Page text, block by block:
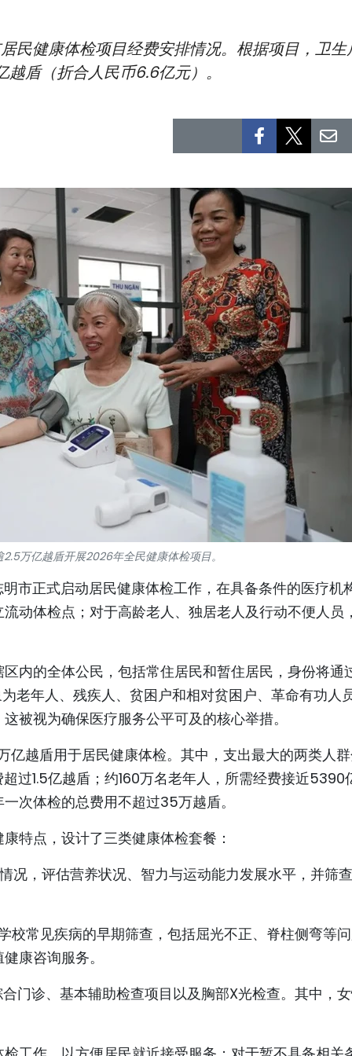
民健康体检项目经费安排情况。根据项目，卫
盾（折合人民币6.6亿元）。
万亿越盾开展2026年全民健康体检项目。
市正式启动居民健康体检工作，在具备条件的医疗机
动体检点；对于高龄老人、独居老人及行动不便人员
内的全体公民，包括常住居民和暂住居民，身份将通
老年人、残疾人、贫困户和相对贫困户、革命有功人
被视为确保医疗服务公平可及的核心举措。
亿越盾用于居民健康体检。其中，支出最大的两类人
过1.5亿越盾；约160万名老年人，所需经费接近5390
次体检的总费用不超过35万越盾。
特点，设计了三类健康体检套餐：
况，评估营养状况、智力与运动能力发展水平，并筛
校常见疾病的早期筛查，包括屈光不正、脊柱侧弯等
康咨询服务。
门诊、基本辅助检查项目以及胸部X光检查。其中，